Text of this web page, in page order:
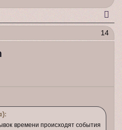
14
времени происходят события